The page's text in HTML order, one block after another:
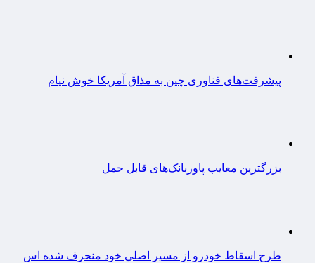
پیشرفت‌های فناوری چین به مذاق آمریکا خوش نیام
بزرگترین معایب پاوربانک‌های قابل حمل
طرح اسقاط خودرو از مسیر اصلی خود منحرف شده اس